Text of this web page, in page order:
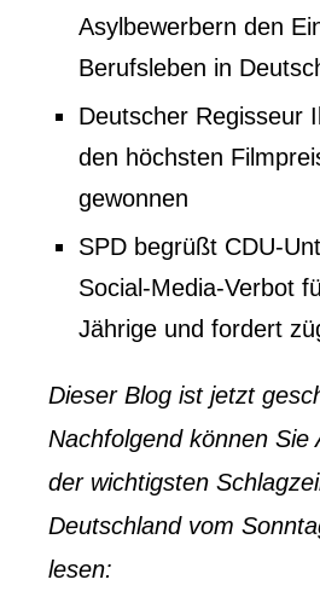
Asylbewerbern den
Berufsleben in
Deutscher Regisseur
den höchsten
gewonnen
SPD begrüßt CDU-
Social-Media-Verbot
Jährige und fordert
Dieser Blog ist jetzt
Nachfolgend können Sie
der wichtigsten
Deutschland vom
lesen: